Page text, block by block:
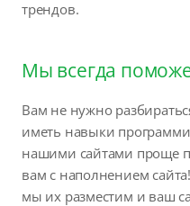
трендов.
Мы всегда
Вам не нужно
иметь навыки
нашими сайтами проще
вам с наполнением
мы их разместим и ваш